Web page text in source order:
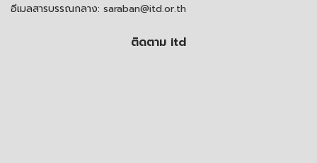
อีเมลสารบรรณกลาง: saraban@itd.or.th
ติดตาม itd